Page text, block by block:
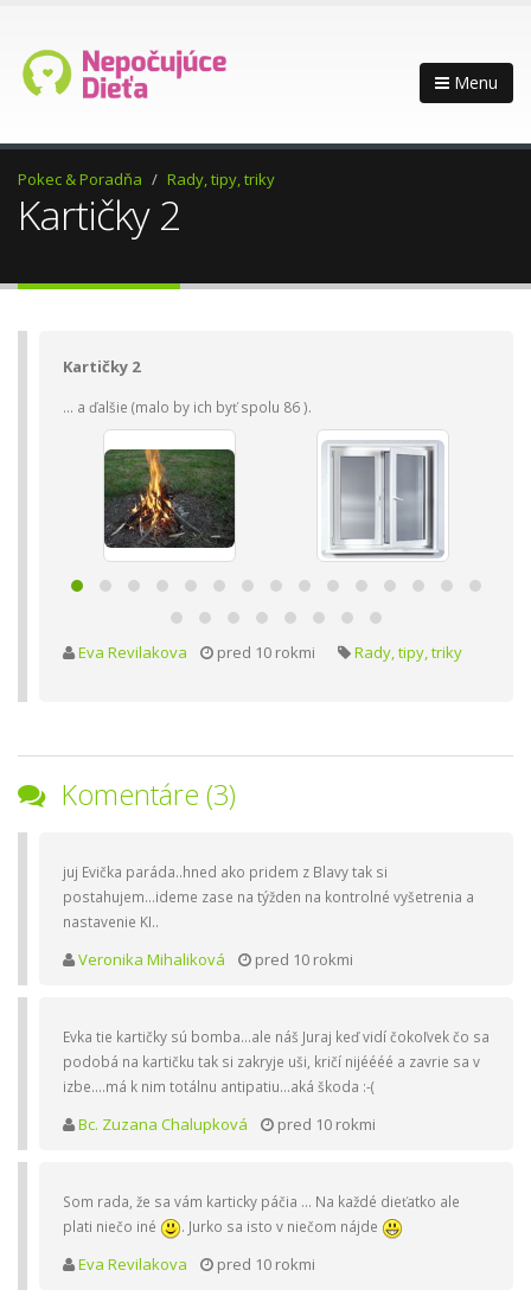
Menu
Pokec & Poradňa Rady, tipy, triky
Kartičky 2
Kartičky 2
... a ďalšie (malo by ich byť spolu 86 ).
Eva Revilakova pred 10 rokmi Rady, tipy, triky
Komentáre (3)
juj Evička paráda..hned ako pridem z Blavy tak si
postahujem...ideme zase na týžden na kontrolné vyšetrenia a
nastavenie KI..
Veronika Mihaliková pred 10 rokmi
Evka tie kartičky sú bomba...ale náš Juraj keď vidí čokoľvek čo sa
podobá na kartičku tak si zakryje uši, kričí nijéééé a zavrie sa v
izbe....má k nim totálnu antipatiu...aká škoda :-(
Bc. Zuzana Chalupková pred 10 rokmi
Som rada, že sa vám karticky páčia ... Na každé dieťatko ale
plati niečo iné
. Jurko sa isto v niečom nájde
Eva Revilakova pred 10 rokmi